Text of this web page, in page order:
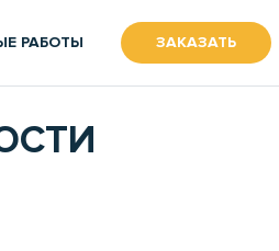
РАБОТЫ ЗАКАЗАТЬ